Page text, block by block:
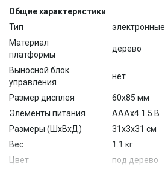
Общие характеристики
Тип
электронные
Материал
платформы
дерево
Выносной блок
управления
нет
Размер дисплея
60х85 мм
Элементы питания
AAAx4 1.5 В
Размеры (ШхВхД)
31x3x31 см
Вес
1.1 кг
Цвет
под дерево